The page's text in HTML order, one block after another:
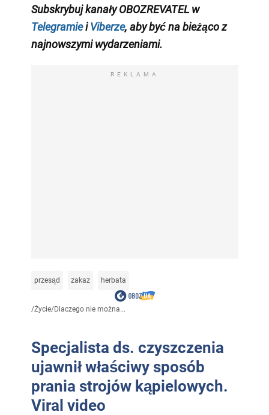
Subskrybuj kanały OBOZREVATEL w
Telegramie i Viberze, aby być na bieżąco z
najnowszymi wydarzeniami.
REKLAMA
przesąd zakaz herbata
/Życie/Dlaczego nie można...
Specjalista ds. czyszczenia
ujawnił właściwy sposób
prania strojów kąpielowych.
Viral video